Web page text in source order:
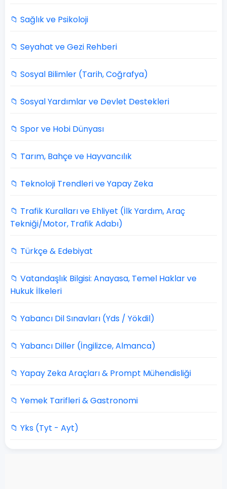
📁 Sağlık ve Psikoloji
📁 Seyahat ve Gezi Rehberi
📁 Sosyal Bilimler (Tarih, Coğrafya)
📁 Sosyal Yardımlar ve Devlet Destekleri
📁 Spor ve Hobi Dünyası
📁 Tarım, Bahçe ve Hayvancılık
📁 Teknoloji Trendleri ve Yapay Zeka
📁 Trafik Kuralları ve Ehliyet (İlk Yardım, Araç
Tekniği/Motor, Trafik Adabı)
📁 Türkçe & Edebiyat
📁 Vatandaşlık Bilgisi: Anayasa, Temel Haklar ve
Hukuk İlkeleri
📁 Yabancı Dil Sınavları (Yds / Yökdil)
📁 Yabancı Diller (İngilizce, Almanca)
📁 Yapay Zeka Araçları & Prompt Mühendisliği
📁 Yemek Tarifleri & Gastronomi
📁 Yks (Tyt - Ayt)